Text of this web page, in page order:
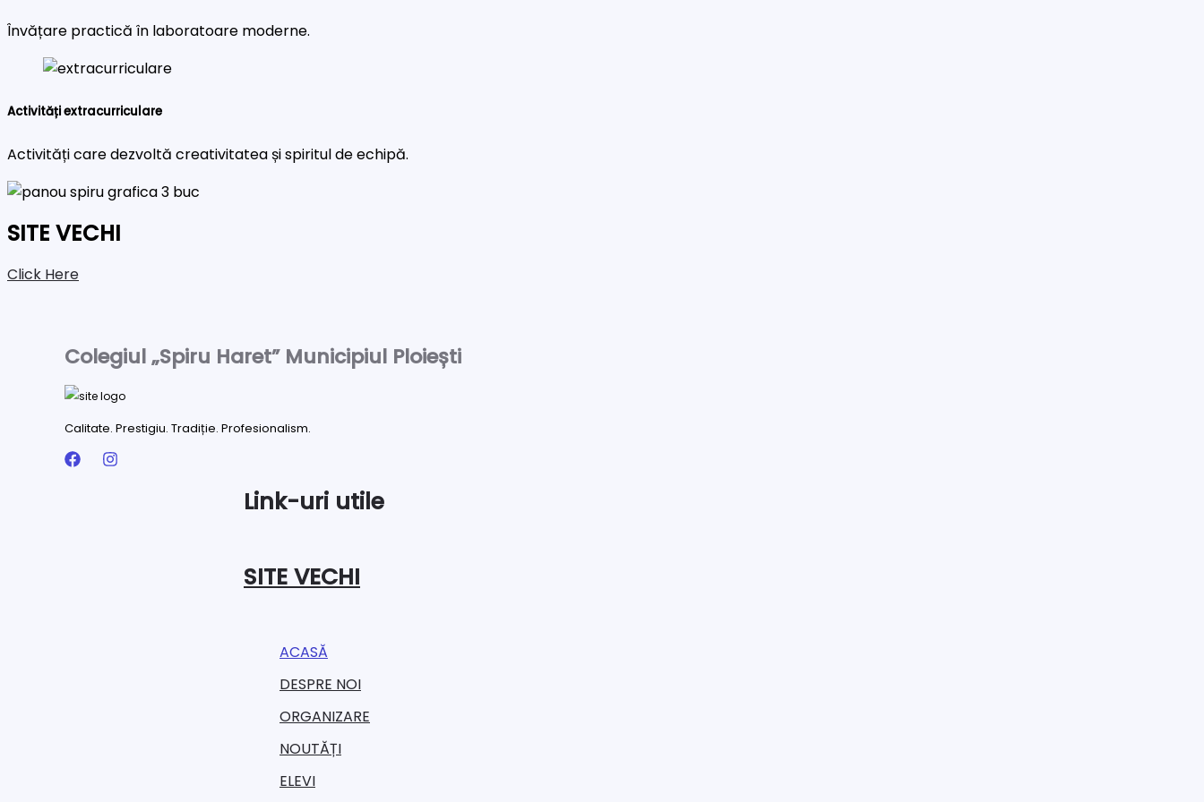
Învățare practică în laboratoare moderne.
Activități extracurriculare
Activități care dezvoltă creativitatea și spiritul de echipă.
SITE VECHI
Click Here
Colegiul „Spiru Haret” Municipiul Ploiești
Calitate. Prestigiu. Tradiție. Profesionalism.
Link-uri utile
SITE VECHI
ACASĂ
DESPRE NOI
ORGANIZARE​
NOUTĂȚI
ELEVI